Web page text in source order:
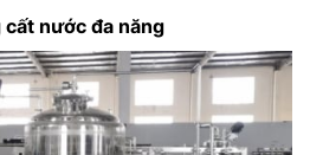
nước đa năng